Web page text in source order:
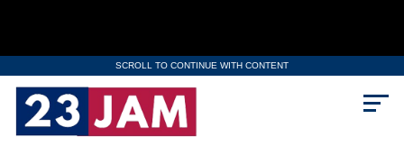
SCROLL TO CONTINUE WITH CONTENT